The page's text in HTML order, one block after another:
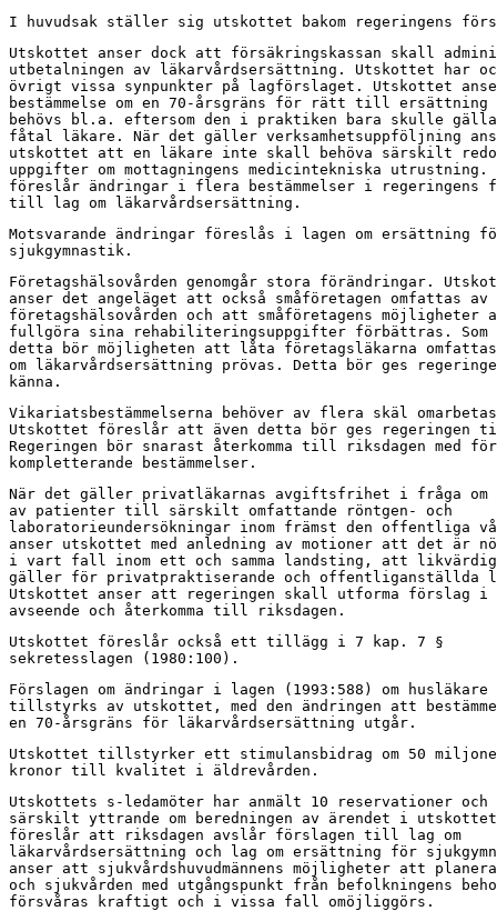
I huvudsak ställer sig utskottet bakom regeringens
Utskottet anser dock att försäkringskassan skall
utbetalningen av läkarvårdsersättning. Utskottet har
övrigt vissa synpunkter på lagförslaget. Utskottet
bestämmelse om en 70-årsgräns för rätt till
behövs bl.a. eftersom den i praktiken bara skulle
fåtal läkare. När det gäller verksamhetsuppföljning
utskottet att en läkare inte skall behöva särskilt
uppgifter om mottagningens medicintekniska
föreslår ändringar i flera bestämmelser i regeringens
till lag om läkarvårdsersättning.
Motsvarande ändringar föreslås i lagen om ersättning
sjukgymnastik.
Företagshälsovården genomgår stora förändringar.
anser det angeläget att också småföretagen omfattas av
företagshälsovården och att småföretagens möjligheter
fullgöra sina rehabiliteringsuppgifter förbättras.
detta bör möjligheten att låta företagsläkarna
om läkarvårdsersättning prövas. Detta bör ges
känna.
Vikariatsbestämmelserna behöver av flera skäl
Utskottet föreslår att även detta bör ges regeringen
Regeringen bör snarast återkomma till riksdagen med
kompletterande bestämmelser.
När det gäller privatläkarnas avgiftsfrihet i fråga om
av patienter till särskilt omfattande röntgen- och
laboratorieundersökningar inom främst den offentliga
anser utskottet med anledning av motioner att det är
i vart fall inom ett och samma landsting, att
gäller för privatpraktiserande och offentliganställda
Utskottet anser att regeringen skall utforma förslag i
avseende och återkomma till riksdagen.
Utskottet föreslår också ett tillägg i 7 kap. 7 §
sekretesslagen (1980:100).
Förslagen om ändringar i lagen (1993:588) om husläkare
tillstyrks av utskottet, med den ändringen att
en 70-årsgräns för läkarvårdsersättning utgår.
Utskottet tillstyrker ett stimulansbidrag om 50
kronor till kvalitet i äldrevården.
Utskottets s-ledamöter har anmält 10 reservationer
särskilt yttrande om beredningen av ärendet i
föreslår att riksdagen avslår förslagen till lag om
läkarvårdsersättning och lag om ersättning för
anser att sjukvårdshuvudmännens möjligheter att
och sjukvården med utgångspunkt från befolkningens
försvåras kraftigt och i vissa fall omöjliggörs.